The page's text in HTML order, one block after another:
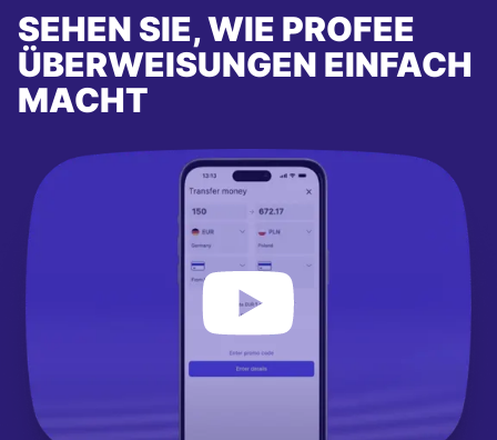
SEHEN SIE, WIE PROFEE
ÜBERWEISUNGEN EINFACH
MACHT